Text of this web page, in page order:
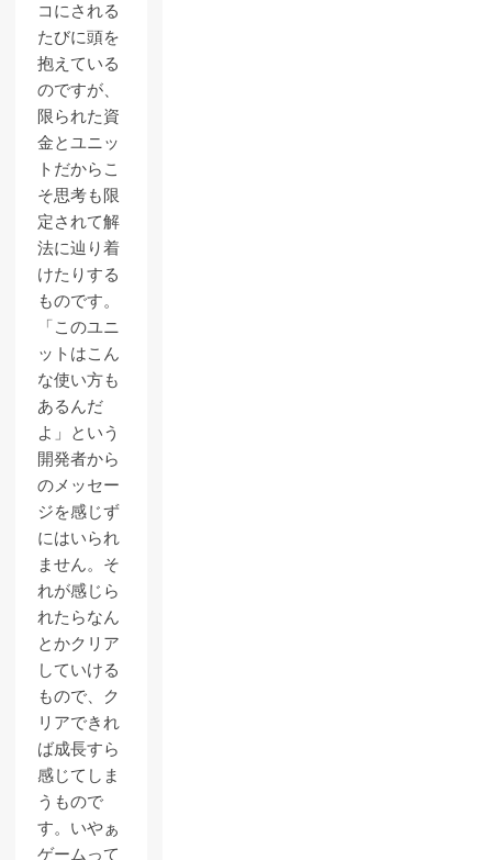
コにされる
たびに頭を
抱えている
のですが、
限られた資
金とユニッ
トだからこ
そ思考も限
定されて解
法に辿り着
けたりする
ものです。
「このユニ
ットはこん
な使い方も
あるんだ
よ」という
開発者から
のメッセー
ジを感じず
にはいられ
ません。そ
れが感じら
れたらなん
とかクリア
していける
もので、ク
リアできれ
ば成長すら
感じてしま
うもので
す。いやぁ
ゲームって